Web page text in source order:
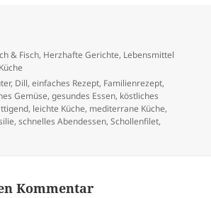
& Fisch, Herzhafte Gerichte, Lebensmittel
, Dill,einfaches Rezept, Familienrezept,
Gemüse,gesundes Essen, köstliches
, leichte Küche, mediterrane Küche,
,schnelles Abendessen,Schollenfilet,
Kommentar